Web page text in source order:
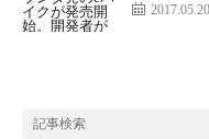
製品詳細はこちら
衝撃吸収性、あごひも強
2017.05.20